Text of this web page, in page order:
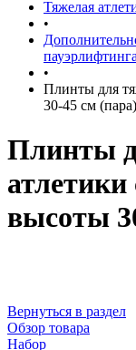
Тяжелая
•
пауэрлифтинга
•
Плинты для
30-45 см (пара)
Плинты
атлетики
высоты
Вернуться в раздел
Обзор товара
Набор